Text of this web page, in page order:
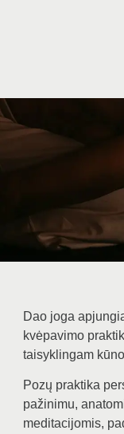
Dao joga
kvėpavimo
taisyklingam
Pozų praktika
pažinimu,
meditacijomis,